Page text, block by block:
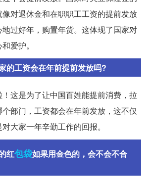
对退休金和在职职工工资的提前发放
过好年，购置年货。这体现了国家对
爱护。
的工资会在年前提前发放吗?
这是为了让中国百姓能提前消费，拉
部门，工资都会在年前发放，这不仅
大家一年辛勤工作的回报。
红包袋如果用金色的，会不会不合